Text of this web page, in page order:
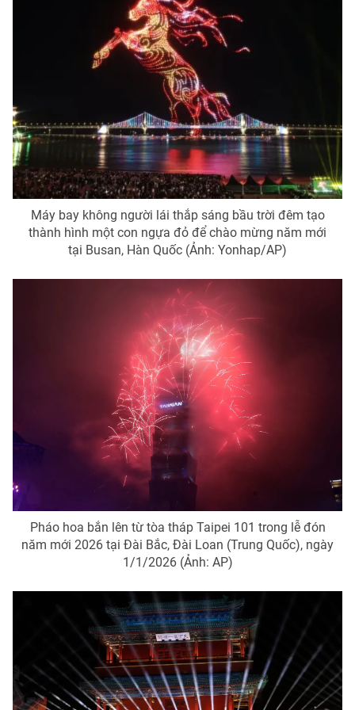
024-7300.7108
® Cấm sao chép dưới mọi hình thức nếu không có sự chấp
thông tin từ website này.
Máy bay không người lái thắp sáng bầu trời đêm tạo
thành hình một con ngựa đỏ để chào mừng năm mới
tại Busan, Hàn Quốc (Ảnh: Yonhap/AP)
Pháo hoa bắn lên từ tòa tháp Taipei 101 trong lễ đón
năm mới 2026 tại Đài Bắc, Đài Loan (Trung Quốc), ngày
1/1/2026 (Ảnh: AP)